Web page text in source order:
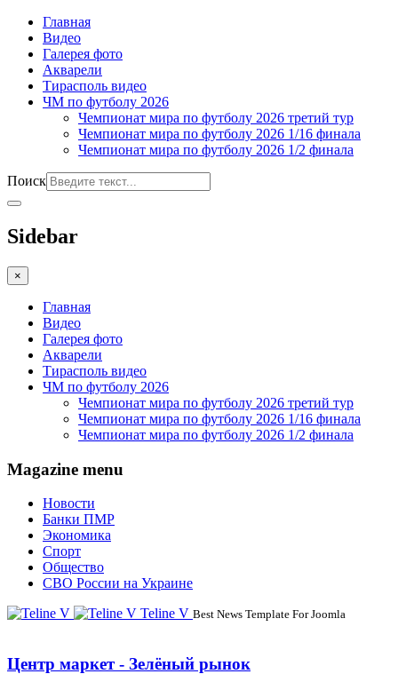
Главная
Видео
Галерея фото
Акварели
Тирасполь видео
ЧМ по футболу 2026
Чемпионат мира по футболу 2026 третий тур
Чемпионат мира по футболу 2026 1/16 финала
Чемпионат мира по футболу 2026 1/2 финала
Поиск
Sidebar
×
Главная
Видео
Галерея фото
Акварели
Тирасполь видео
ЧМ по футболу 2026
Чемпионат мира по футболу 2026 третий тур
Чемпионат мира по футболу 2026 1/16 финала
Чемпионат мира по футболу 2026 1/2 финала
Magazine menu
Новости
Банки ПМР
Экономика
Спорт
Общество
СВО России на Украине
Teline V Best News Template For Joomla
Центр маркет - Зелёный рынок